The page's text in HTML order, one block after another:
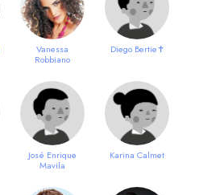
Vanessa
Robbiano
Diego Bertie✝
José Enrique
Mavila
Karina Calmet